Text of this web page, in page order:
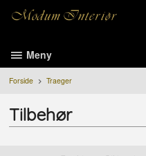
Meny
Forside Traeger
Tilbehør